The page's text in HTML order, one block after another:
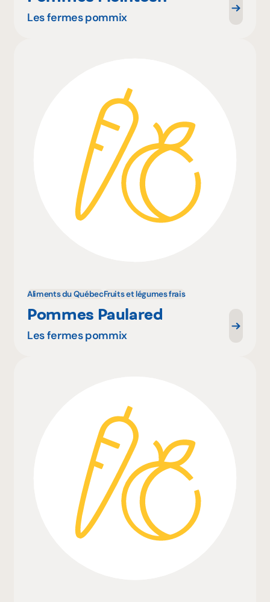
Les fermes pommix
Aliments du QuébecFruits et légumes frais
Pommes Paulared
Les fermes pommix